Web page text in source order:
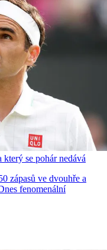
se pohár nedává
zápasů ve dvouhře a
fenomenální